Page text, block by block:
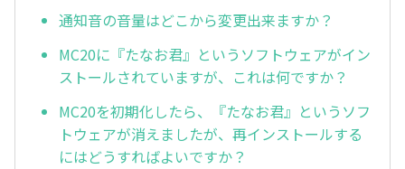
通知音の音量はどこから変更出来ますか？
MC20に『たなお君』というソフトウェアがイン
ストールされていますが、これは何ですか？
MC20を初期化したら、『たなお君』というソフ
トウェアが消えましたが、再インストールする
にはどうすればよいですか？